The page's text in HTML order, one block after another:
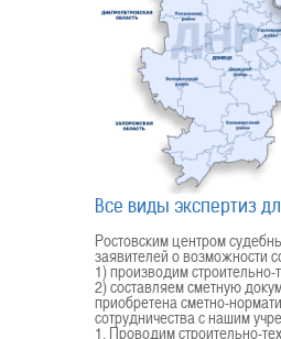
Все виды экспертиз
Ростовским центром
заявителей о возможности
1) производим строительно-
2) составляем сметную
приобретена сметно-
сотрудничества с нашим
1. Проводим строительно-